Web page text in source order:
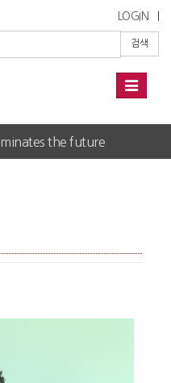
LOGIN
검색
Toggle
the future